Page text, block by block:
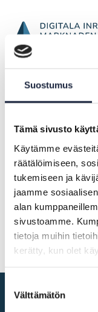
Suostumus
Tämä sivusto
Käytämme
räätälöimiseen,
tukemiseen ja
jaamme
alan
sivustoamme.
tietoja muihin
kerätty, kun olet
valinta
Välttämätön
Framsida
NYHET |
Nyhetsbrev
Nyhetsbrev